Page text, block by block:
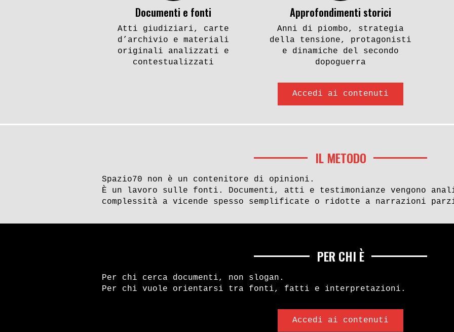
Raf, Eta, Ira e Operazione Condor
Alejandro Lanusse e l’Argentina prima di Videla
Documenti e fonti
Atti giudiziari, carte
d’archivio e materiali
originali analizzati e
contestualizzati
Approfondimenti storici
Anni di piombo, strategia
della tensione, protagonisti
e dinamiche del secondo
dopoguerra
Accedi ai contenuti
IL METODO
Spazio70 non è un contenitore di opinioni.
È un lavoro sulle fonti. Documenti, atti e testimonianze vengono
complessità a vicende spesso semplificate o ridotte a narrazioni
PER CHI È
Per chi cerca documenti, non slogan.
Per chi vuole orientarsi tra fonti, fatti e interpretazioni.
Accedi ai contenuti